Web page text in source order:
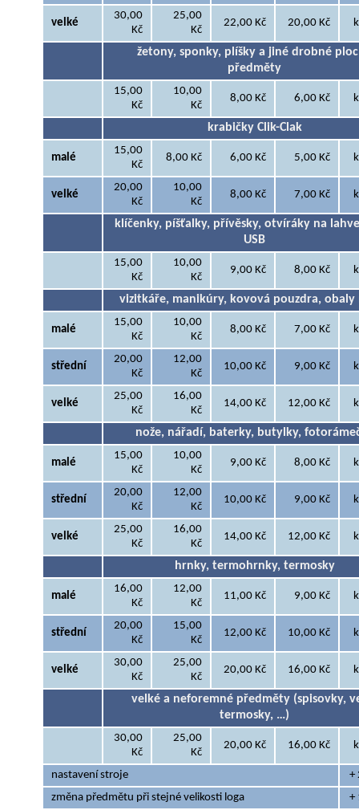
velké
30,00
Kč
25,00
Kč
22,00 Kč 20,00 Kč
žetony, sponky, plíšky a jiné drobné
předměty
15,00
Kč
10,00
Kč
8,00 Kč 6,00 Kč
krabičky Clik-Clak
malé
15,00
Kč
8,00 Kč 6,00 Kč 5,00 Kč
velké
20,00
Kč
10,00
Kč
8,00 Kč 7,00 Kč
klíčenky, píšťalky, přívěsky, otvíráky na
USB
15,00
Kč
10,00
Kč
9,00 Kč 8,00 Kč
vizitkáře, manikúry, kovová pouzdra, obaly
malé
15,00
Kč
10,00
Kč
8,00 Kč 7,00 Kč
střední
20,00
Kč
12,00
Kč
10,00 Kč 9,00 Kč
velké
25,00
Kč
16,00
Kč
14,00 Kč 12,00 Kč
nože, nářadí, baterky, butylky,
malé
15,00
Kč
10,00
Kč
9,00 Kč 8,00 Kč
střední
20,00
Kč
12,00
Kč
10,00 Kč 9,00 Kč
velké
25,00
Kč
16,00
Kč
14,00 Kč 12,00 Kč
hrnky, termohrnky, termosky
malé
16,00
Kč
12,00
Kč
11,00 Kč 9,00 Kč
střední
20,00
Kč
15,00
Kč
12,00 Kč 10,00 Kč
velké
30,00
Kč
25,00
Kč
20,00 Kč 16,00 Kč
velké a neforemné předměty (spisovky,
termosky, …)
30,00
Kč
25,00
Kč
20,00 Kč 16,00 Kč
nastavení stroje
+
změna předmětu při stejné velikosti loga
+